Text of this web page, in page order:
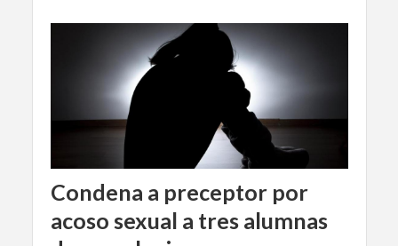
Condena a preceptor por
acoso sexual a tres alumnas